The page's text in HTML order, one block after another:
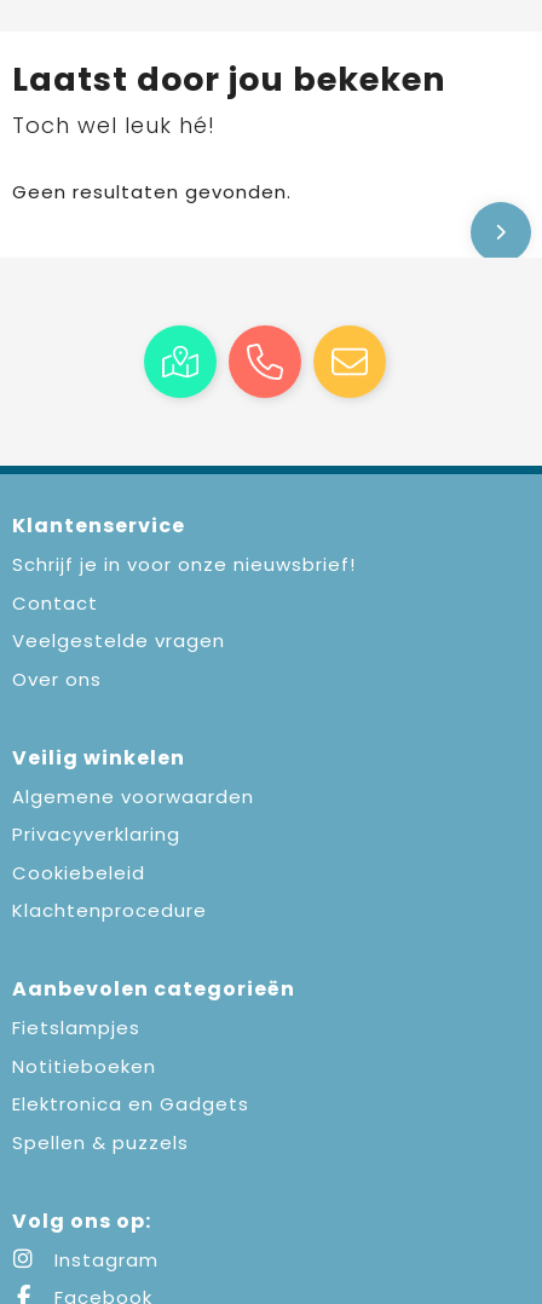
Laatst door jou bekeken
Toch wel leuk hé!
Geen resultaten gevonden.
Klantenservice
Schrijf je in voor onze nieuwsbrief!
Contact
Veelgestelde vragen
Over ons
Veilig winkelen
Algemene voorwaarden
Privacyverklaring
Cookiebeleid
Klachtenprocedure
Aanbevolen categorieën
Fietslampjes
Notitieboeken
Elektronica en Gadgets
Spellen & puzzels
Volg ons op:
Instagram
Facebook